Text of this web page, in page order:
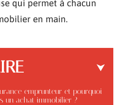
qui permet à chacun
en main.
emprunteur et pourquoi
un achat immobilier ?